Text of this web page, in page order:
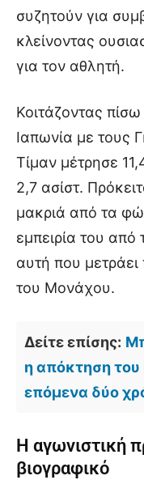
συζητούν για
κλείνοντας
για τον αθλητή.
Κοιτάζοντας
Ιαπωνία με τους
Τίμαν μέτρησε
2,7 ασίστ.
μακριά από τα
εμπειρία του από
αυτή που μετράει
του Μονάχου.
Δείτε επίσης:
η απόκτηση του
επόμενα δύο
Η αγωνιστική
βιογραφικό